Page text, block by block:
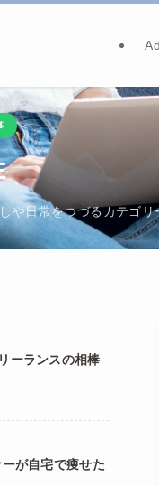
や日常をつづるカテゴリ
ーランスの相棒
が自宅で痩せた